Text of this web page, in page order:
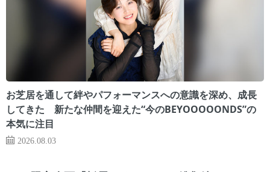
お芝居を通して絆やパフォーマンスへの意識を深め、成長
してきた 新たな仲間を迎えた“今のBEYOOOOONDS”の
本気に注目
2026.08.03